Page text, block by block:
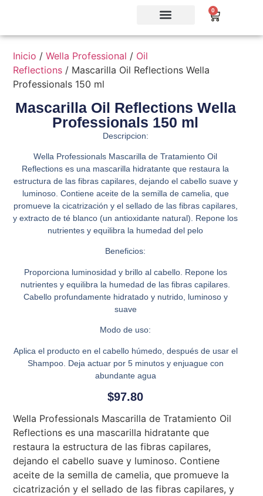
0
Inicio /Wella Professional / Oil
Reflections / Mascarilla Oil Reflections Wella
Professionals 150 ml
Mascarilla Oil Reflections Wella
Professionals 150 ml
Descripcion:
Wella Professionals Mascarilla de Tratamiento Oil
Reflections es una mascarilla hidratante que restaura la
estructura de las fibras capilares, dejando el cabello suave y
luminoso. Contiene aceite de la semilla de camelia, que
promueve la cicatrización y el sellado de las fibras capilares,
y extracto de té blanco (un antioxidante natural). Repone los
nutrientes y equilibra la humedad del pelo
Beneficios:
Proporciona luminosidad y brillo al cabello. Repone los
nutrientes y equilibra la humedad de las fibras capilares.
Cabello profundamente hidratado y nutrido, luminoso y
suave
Modo de uso:
Aplica el producto en el cabello húmedo, después de usar el
Shampoo. Deja actuar por 5 minutos y enjuague con
abundante agua
$97.80
Wella Professionals Mascarilla de Tratamiento Oil
Reflections es una mascarilla hidratante que
restaura la estructura de las fibras capilares,
dejando el cabello suave y luminoso. Contiene
aceite de la semilla de camelia, que promueve la
cicatrización y el sellado de las fibras capilares, y